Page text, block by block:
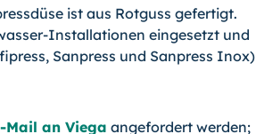
ist aus Rotguss gefertigt.
Installationen eingesetzt und
Sanpress und Sanpress Inox)
Mail an Viega angefordert werden;